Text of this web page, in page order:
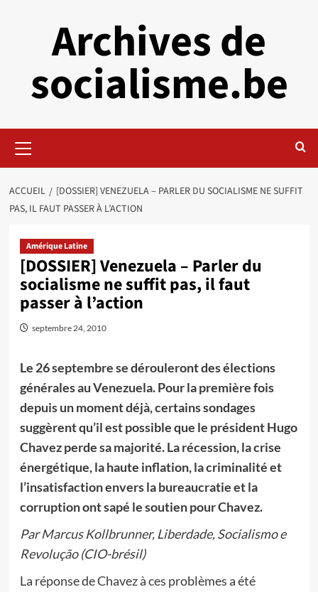
Archives de
socialisme.be
principal
ACCUEIL
[DOSSIER] VENEZUELA – PARLER DU SOCIALISME NE SUFFIT
PAS, IL FAUT PASSER À L’ACTION
Amérique Latine
[DOSSIER] Venezuela – Parler du
socialisme ne suffit pas, il faut
passer à l’action
septembre 24, 2010
Le 26 septembre se dérouleront des élections
générales au Venezuela. Pour la première fois
depuis un moment déjà, certains sondages
suggèrent qu’il est possible que le président Hugo
Chavez perde sa majorité. La récession, la crise
énergétique, la haute inflation, la criminalité et
l’insatisfaction envers la bureaucratie et la
corruption ont sapé le soutien pour Chavez.
Par Marcus Kollbrunner, Liberdade, Socialismo e
Revolução (CIO-brésil)
La réponse de Chavez à ces problèmes a été